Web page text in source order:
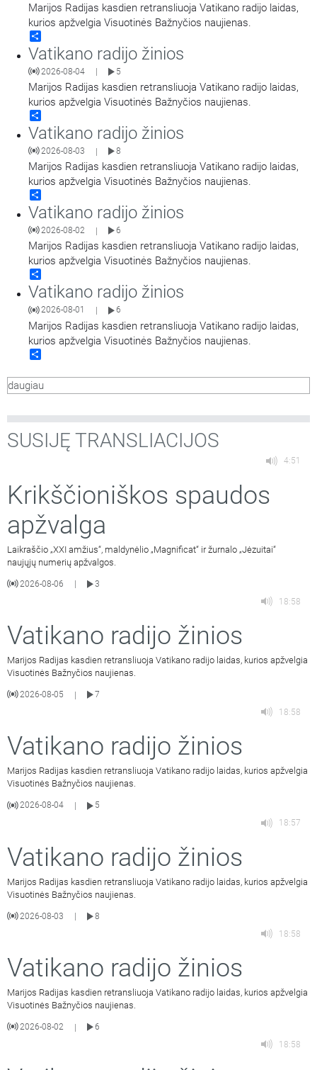
Marijos Radijas kasdien retransliuoja Vatikano radijo laidas,
kurios apžvelgia Visuotinės Bažnyčios naujienas.
Vatikano radijo žinios
2026-08-04 5
Marijos Radijas kasdien retransliuoja Vatikano radijo laidas,
kurios apžvelgia Visuotinės Bažnyčios naujienas.
Vatikano radijo žinios
2026-08-03 | 8
Marijos Radijas kasdien retransliuoja Vatikano radijo laidas,
kurios apžvelgia Visuotinės Bažnyčios naujienas.
Vatikano radijo žinios
2026-08-02 | 6
Marijos Radijas kasdien retransliuoja Vatikano radijo laidas,
kurios apžvelgia Visuotinės Bažnyčios naujienas.
Vatikano radijo žinios
2026-08-01 6
Marijos Radijas kasdien retransliuoja Vatikano radijo laidas,
kurios apžvelgia Visuotinės Bažnyčios naujienas.
daugiau
SUSIJĘ TRANSLIACIJOS
4:51
Krikščioniškos spaudos
apžvalga
Laikraščio „XXI amžius“, maldynėlio „Magnificat“ ir žurnalo „Jėzuitai“
naujųjų numerių apžvalgos.
2026-08-06
3
18:58
Vatikano radijo žinios
Marijos Radijas kasdien retransliuoja Vatikano radijo laidas, kurios apžvelgia
Visuotinės Bažnyčios naujienas.
2026-08-05 |
7
18:58
Vatikano radijo žinios
Marijos Radijas kasdien retransliuoja Vatikano radijo laidas, kurios apžvelgia
Visuotinės Bažnyčios naujienas.
2026-08-04
5
18:57
Vatikano radijo žinios
Marijos Radijas kasdien retransliuoja Vatikano radijo laidas, kurios apžvelgia
Visuotinės Bažnyčios naujienas.
2026-08-03
8
18:58
Vatikano radijo žinios
Marijos Radijas kasdien retransliuoja Vatikano radijo laidas, kurios apžvelgia
Visuotinės Bažnyčios naujienas.
2026-08-02 |
6
18:58